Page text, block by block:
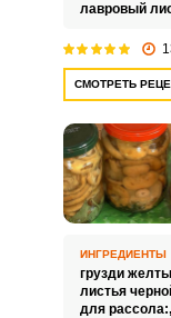
лавровый
СМОТРЕТЬ
ИНГРЕДИЕНТЫ
грузди
листья
для рассола:,